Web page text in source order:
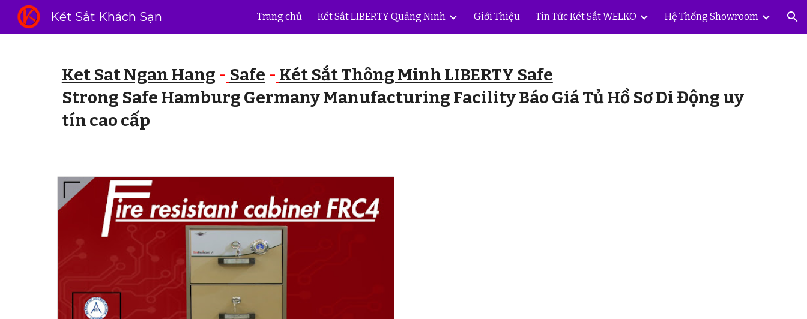
Skip to main content Skip to navigation
Két Sắt Khách Sạn Trang chủ Két Sắt LIBERTY Quảng Ninh Giới Thiệu Tin Tức Két Sắt WELKO Hệ Thống Showroom
Ket Sat Ngan Hang - Safe - Két Sắt Thông Minh LIBERTY Safe
Strong Safe Hamburg Germany Manufacturing Facility Báo Giá Tủ Hồ Sơ Di Động uy
tín cao cấp